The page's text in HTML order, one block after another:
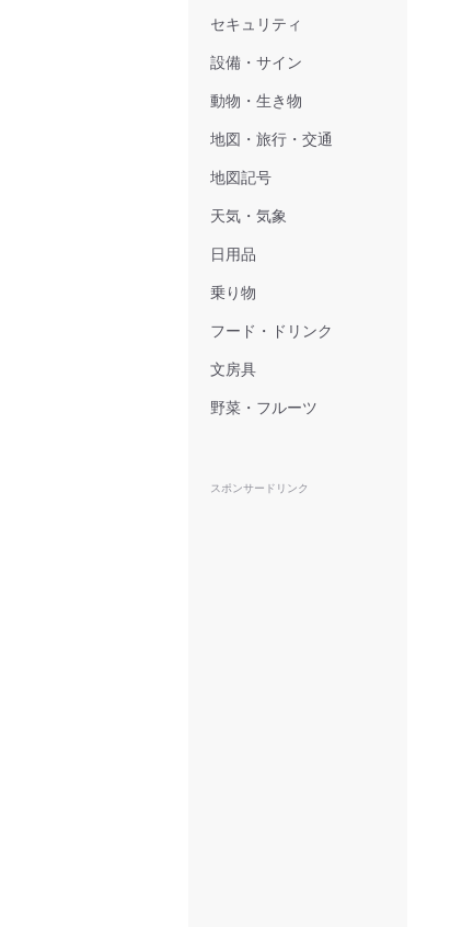
セキュリティ
設備・サイン
動物・生き物
地図・旅行・交通
地図記号
天気・気象
日用品
乗り物
フード・ドリンク
文房具
野菜・フルーツ
スポンサードリンク